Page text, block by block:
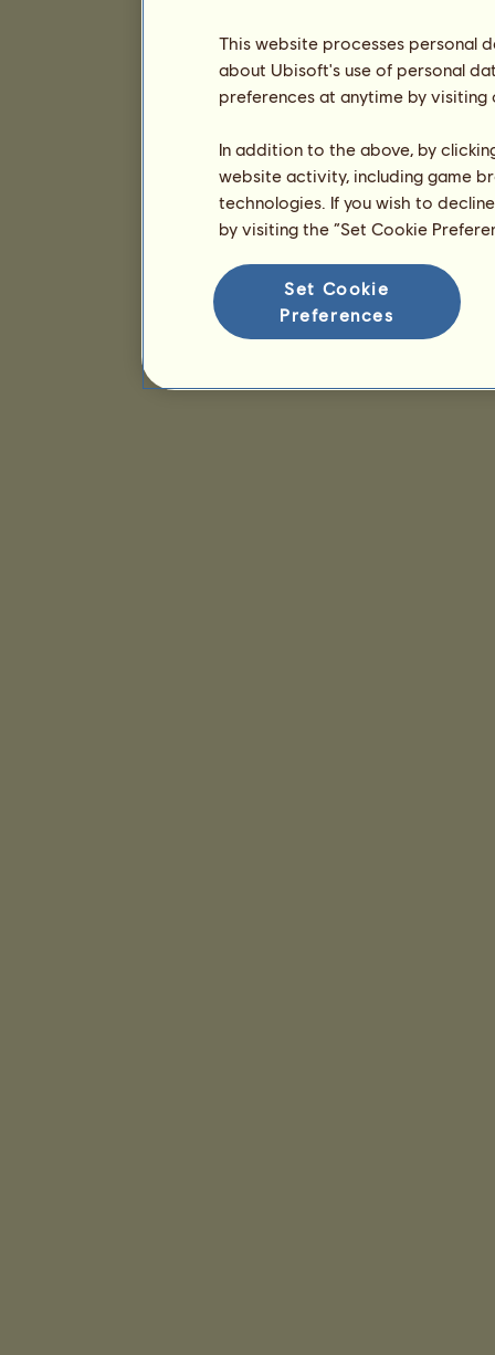
This website processes personal
about Ubisoft's use of personal
preferences at anytime by
In addition to the above, by
website activity, including game
technologies. If you wish to
by visiting the “Set Cookie
Set Cookie
Preferences